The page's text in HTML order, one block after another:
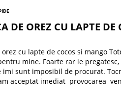
DE OREZ CU LAPTE DE
cu lapte de cocos si mango
mine. Foarte rar le
imi sunt imposibil de procurat.
acceptat imediat provocarea